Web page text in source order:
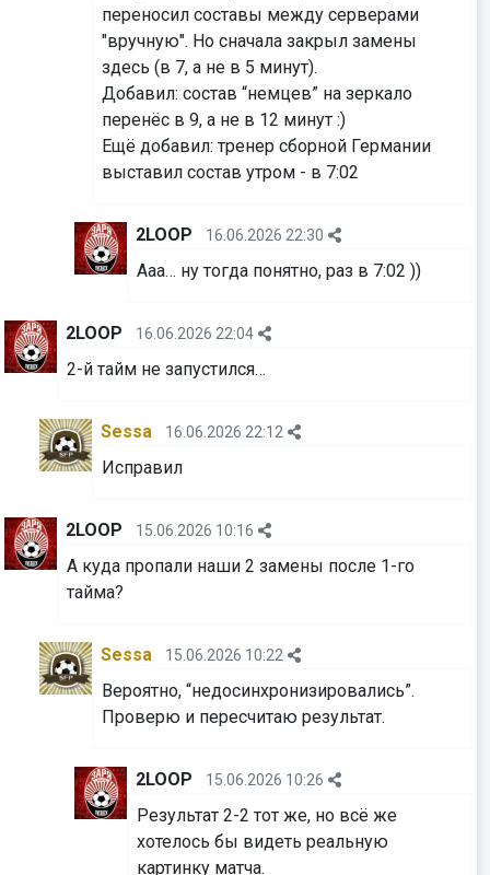
переносил составы между серверами
"вручную". Но сначала закрыл замены
здесь (в 7, а не в 5 минут).
Добавил: состав “немцев” на зеркало
перенёс в 9, а не в 12 минут :)
⁠⁠⁠⁠⁠⁠⁠Ещё добавил: тренер сборной Германии
выставил состав утром - в 7:02
2LOOP 16.06.2026 22:30
Ааа… ну тогда понятно, раз в 7:02 ))
2LOOP 16.06.2026 22:04
2-й тайм не запустился…
Sessa 16.06.2026 22:12
Исправил
2LOOP 15.06.2026 10:16
А куда пропали наши 2 замены после 1-го
тайма?
Sessa 15.06.2026 10:22
Вероятно, “недосинхронизировались”.
⁠⁠⁠⁠⁠⁠⁠Проверю и пересчитаю результат.
2LOOP 15.06.2026 10:26
Результат 2-2 тот же, но всё же
хотелось бы видеть реальную
картинку матча.